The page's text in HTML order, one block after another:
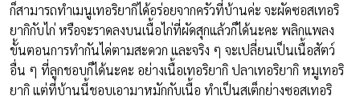
ก็สามารถทำเมนูเทอริยากิได้อร่อยจากครัวที่บ้านค่ะ จะผัดซอสเทอริ
ยากิกับไก่ หรือจะราดลงบนเนื้อไก่ที่ผัดสุกแล้วก็ได้นะคะ พลิกแพลง
ขั้นตอนการทำกันได่ตามสะดวก และจริง ๆ จะเปลี่ยนเป็นเนื้อสัตว์
อื่น ๆ ที่ลูกชอบก็ได้นะคะ อย่างเนื้อเทอริยากิ ปลาเทอริยากิ หมูเทอริ
ยากิ แต่ที่บ้านนี้ชอบเอามาหมักกับเนื้อ ทำเป็นสเต็กย่างซอสเทอริ